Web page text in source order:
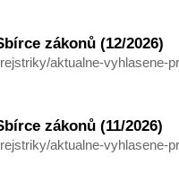
zákonů (12/2026)
aktualne-vyhlasene-
zákonů (11/2026)
aktualne-vyhlasene-